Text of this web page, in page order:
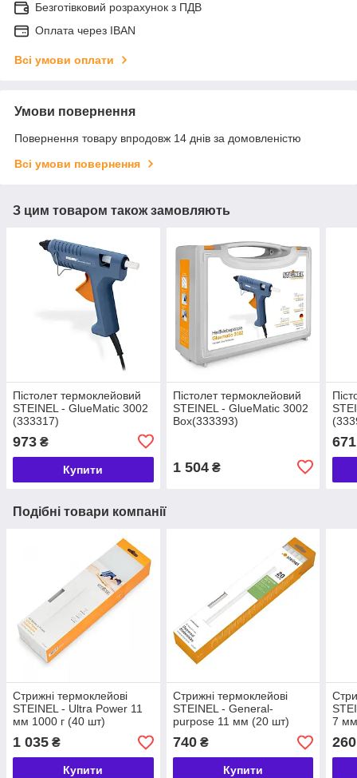
Безготівковий розрахунок з ПДВ
Оплата через IBAN
Всі умови оплати
Умови повернення
Повернення товару впродовж 14 днів за домовленістю
Всі умови повернення
З цим товаром також замовляють
Пістолет термоклейовий
STEINEL - GlueMatic 3002
(333317)
973 ₴
Купити
Пістолет термоклейовий
STEINEL - GlueMatic 3002
Box(333393)
1 504₴
671
Подібні товари компанії
Стрижні термоклейові
STEINEL - Ultra Power 11
мм 1000 г (40 шт)
(046910)
1 035 ₴
Купити
Стрижні термоклейові
STEINEL - General-
purpose 11 мм (20 шт)
(050092)
740₴
Купити
7 мм
шт)
260